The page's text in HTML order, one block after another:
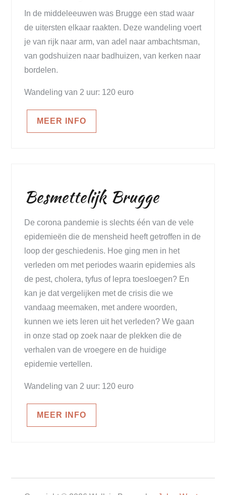
In de middeleeuwen was Brugge een stad waar
de uitersten elkaar raakten. Deze wandeling voert
je van rijk naar arm, van adel naar ambachtsman,
van godshuizen naar badhuizen, van kerken naar
bordelen.
Wandeling van 2 uur: 120 euro
MEER INFO
Besmettelijk Brugge
De corona pandemie is slechts één van de vele
epidemieën die de mensheid heeft getroffen in de
loop der geschiedenis. Hoe ging men in het
verleden om met periodes waarin epidemies als
de pest, cholera, tyfus of lepra toesloegen? En
kan je dat vergelijken met de crisis die we
vandaag meemaken, met andere woorden,
kunnen we iets leren uit het verleden? We gaan
in onze stad op zoek naar de plekken die de
verhalen van de vroegere en de huidige
epidemie vertellen.
Wandeling van 2 uur: 120 euro
MEER INFO